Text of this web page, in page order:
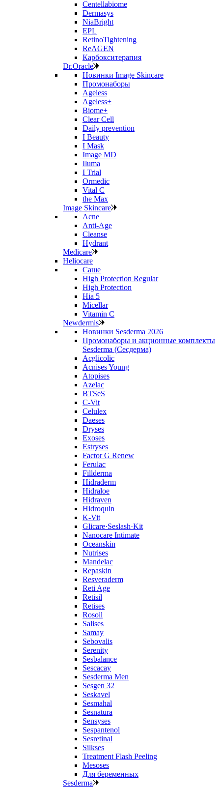
Centellabiome
Dermasys
NiaBright
EPL
RetinoTightening
ReAGEN
Карбокситерапия
Dr.Oracle
Новинки Image Skincare
Промонаборы
Ageless
Ageless+
Biome+
Clear Cell
Daily prevention
I Beauty
I Mask
Image MD
Iluma
I Trial
Ormedic
Vital C
the Max
Image Skincare
Acne
Anti‑Age
Cleanse
Hydrant
Medicare
Heliocare
Саше
High Protection Regular
High Protection
Hia 5
Micellar
Vitamin C
Newdermis
Новинки Sesderma 2026
Промонаборы и акционные комплекты
Sesderma (Сесдерма)
Acglicolic
Acnises Young
Atopises
Azelac
BTSeS
C‑Vit
Celulex
Daeses
Dryses
Exoses
Estryses
Factor G Renew
Ferulac
Fillderma
Hidraderm
Hidraloe
Hidraven
Hidroquin
K-Vit
Glicare·Seslash·Kit
Nanocare Intimate
Oceanskin
Nutrises
Mandelac
Repaskin
Resveraderm
Reti Age
Retisil
Retises
Rosoil
Salises
Samay
Sebovalis
Serenity
Sesbalance
Sescacay
Sesderma Men
Sesgen 32
Seskavel
Sesmahal
Sesnatura
Sensyses
Sespantenol
Sesretinal
Silkses
Treatment Flash Peeling
Mesoses
Для беременных
Sesderma